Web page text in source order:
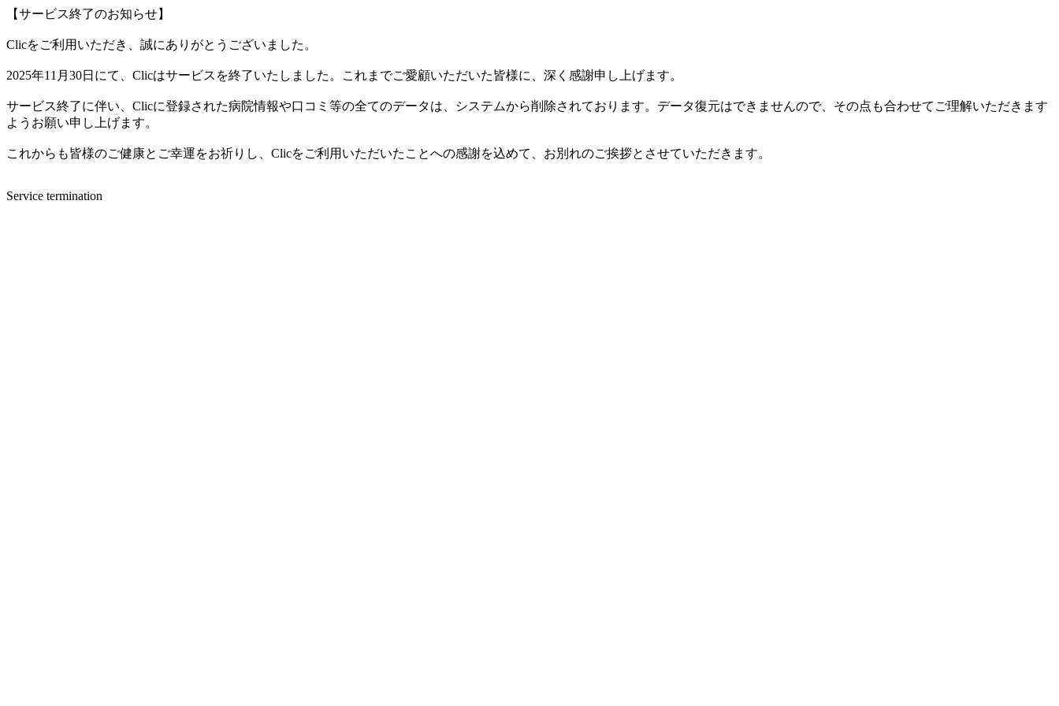
【サービス終了のお知らせ】
Clicをご利用いただき、誠にありがとうございました。
2025年11月30日にて、Clicはサービスを終了いたしました。これまでご愛顧いただいた皆様に、深く感謝申し上げます。
サービス終了に伴い、Clicに登録された病院情報や口コミ等の全てのデータは、システムから削除されております。データ復元はできませんので、その点も合わせてご理解いただきます
ようお願い申し上げます。
これからも皆様のご健康とご幸運をお祈りし、Clicをご利用いただいたことへの感謝を込めて、お別れのご挨拶とさせていただきます。
Service termination